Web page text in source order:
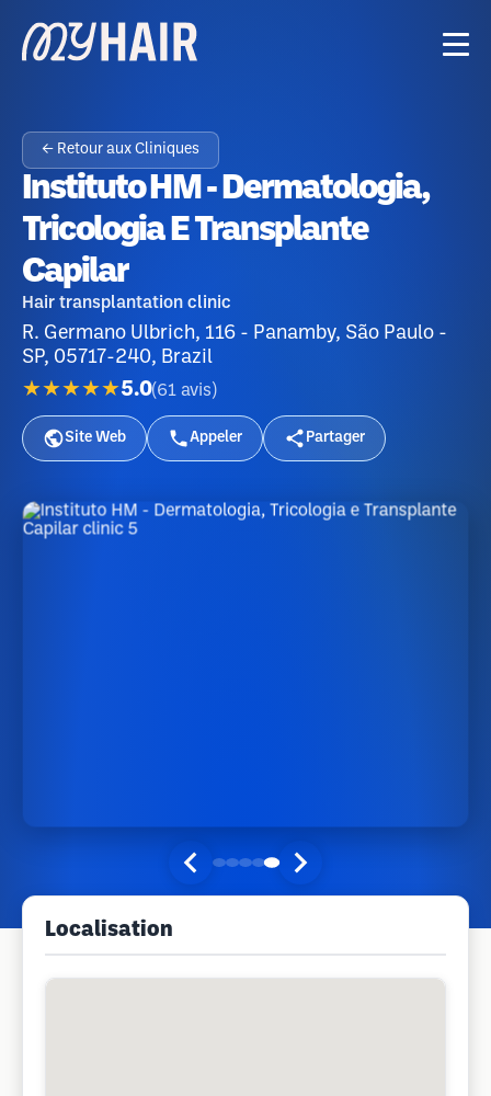
← Retour aux Cliniques
Instituto HM - Dermatologia,
Tricologia E Transplante
Capilar
Hair transplantation clinic
R. Germano Ulbrich, 116 - Panamby, São Paulo -
SP, 05717-240, Brazil
★★★★★5.0(61 avis )
Site Web Appeler Partager
Localisation